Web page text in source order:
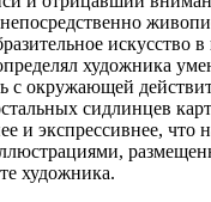
искусство в
художника
с окружающей
сидлинцев
и экспрессивнее, что
художника.